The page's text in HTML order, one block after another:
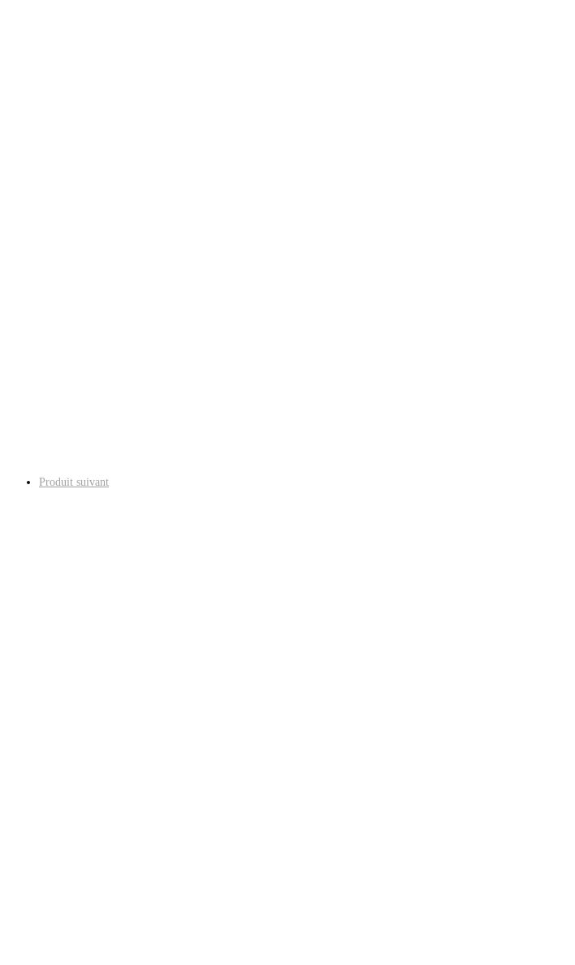
Produit suivant